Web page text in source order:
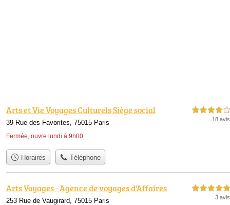
Arts et Vie Voyages Culturels Siège social
39 Rue des Favorites, 75015 Paris
Fermée, ouvre lundi à 9h00
4,0 étoiles sur 5
18 avis
Horaires Téléphone
Arts Voyages - Agence de voyages d'Affaires
253 Rue de Vaugirard, 75015 Paris
5,0 étoiles sur 5
3 avis